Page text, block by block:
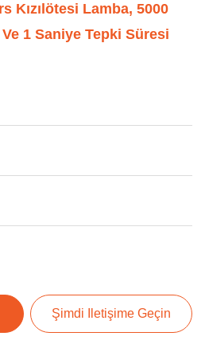
Kızılötesi Lamba, 5000
1 Saniye Tepki Süresi
Şimdi Iletişime Geçin